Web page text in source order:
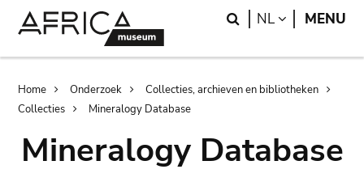
Search
NL LANGUAGE
MENU
Breadcrumb
Home Onderzoek
Collecties, archieven en bibliotheken
Collecties
Mineralogy Database
Mineralogy Database